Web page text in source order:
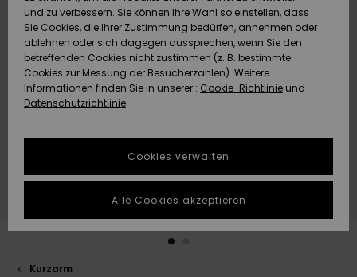
Snow
Brandneu
Highlights
Snow
Brandneu
Highlights
Community
HILFE & KONTAKT
Quiksilver
Freedom
Datenschutz
Starten Sie eine
um die
schnellste
Antwort auf Ihre
erhalten.
NACHHALTIGKEIT
SHOPS
QUIKSILVER APP
WUNSCHLISTE
Kurzarm
und zu verbessern. Sie können Ihre Wahl so einstellen, dass
Sie Cookies, die Ihrer Zustimmung bedürfen, annehmen oder
ablehnen oder sich dagegen aussprechen, wenn Sie den
betreffenden Cookies nicht zustimmen (z. B. bestimmte
Cookies zur Messung der Besucherzahlen). Weitere
Informationen finden Sie in unserer : Cookie-Richtlinie und
Datenschutzrichtlinie
Cookies verwalten
Alle Cookies akzeptieren